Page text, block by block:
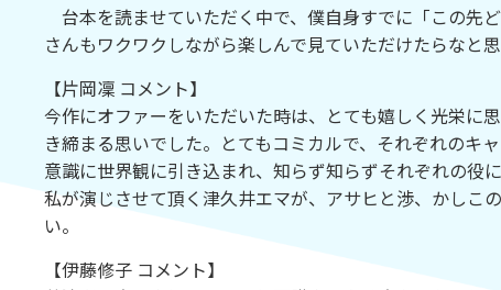
台本を読ませていただく中で、僕自身すでに「この先
さんもワクワクしながら楽しんで見ていただけたらなと思
【片岡凜 コメント】
今作にオファーをいただいた時は、とても嬉しく光栄に
き締まる思いでした。とてもコミカルで、それぞれのキ
意識に世界観に引き込まれ、知らず知らずそれぞれの役
私が演じさせて頂く津久井エマが、アサヒと渉、かしこ
い。
【伊藤修子 コメント】